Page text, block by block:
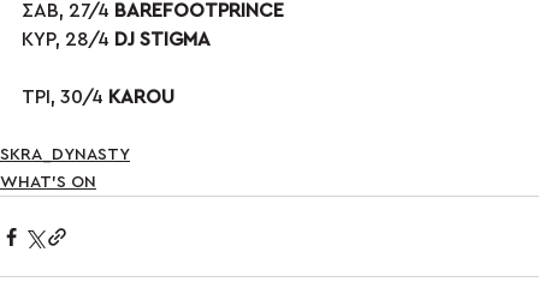
ΣΑΒ, 27/4 BAREFOOTPRINCE
ΚΥΡ, 28/4 DJ STIGMA
ΤΡΙ, 30/4 KAROU
SKRA_DYNASTY
WHAT'S ON